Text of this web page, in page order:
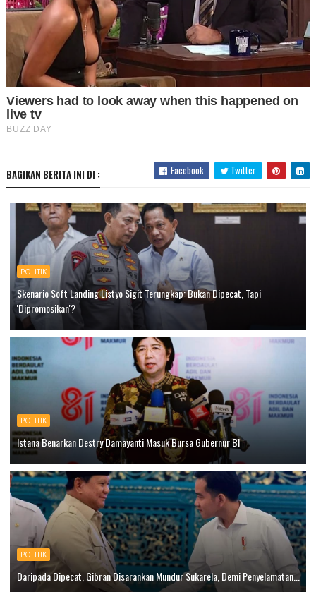
BAGIKAN BERITA INI DI : Facebook Twitter
POLITIK
Skenario Soft Landing Listyo Sigit Terungkap: Bukan Dipecat, Tapi
'Dipromosikan'?
POLITIK
Istana Benarkan Destry Damayanti Masuk Bursa Gubernur BI
POLITIK
Daripada Dipecat, Gibran Disarankan Mundur Sukarela, Demi Penyelamatan...